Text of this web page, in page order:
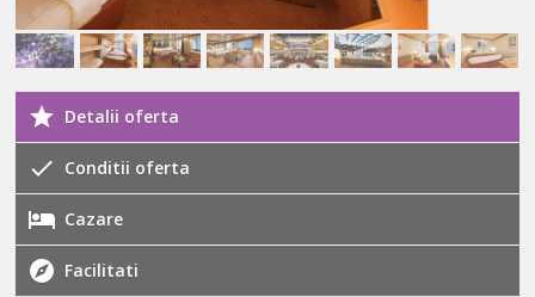
Detalii oferta
Conditii oferta
Cazare
Facilitati